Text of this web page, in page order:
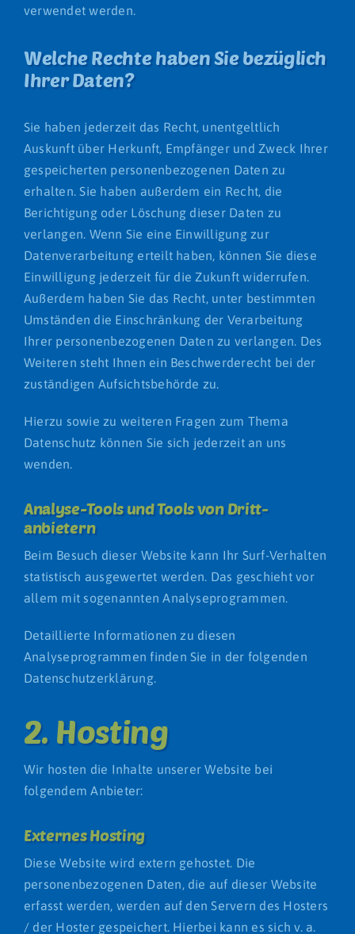
verwendet werden.
Welche Rechte haben Sie bezüglich
Ihrer Daten?
Sie haben jederzeit das Recht, unentgeltlich
Auskunft über Herkunft, Empfänger und Zweck Ihrer
gespeicherten personenbezogenen Daten zu
erhalten. Sie haben außerdem ein Recht, die
Berichtigung oder Löschung dieser Daten zu
verlangen. Wenn Sie eine Einwilligung zur
Datenverarbeitung erteilt haben, können Sie diese
Einwilligung jederzeit für die Zukunft widerrufen.
Außerdem haben Sie das Recht, unter bestimmten
Umständen die Einschränkung der Verarbeitung
Ihrer personenbezogenen Daten zu verlangen. Des
Weiteren steht Ihnen ein Beschwerderecht bei der
zuständigen Aufsichtsbehörde zu.
Hierzu sowie zu weiteren Fragen zum Thema
Datenschutz können Sie sich jederzeit an uns
wenden.
Analyse-Tools und Tools von Dritt­
anbietern
Beim Besuch dieser Website kann Ihr Surf-Verhalten
statistisch ausgewertet werden. Das geschieht vor
allem mit sogenannten Analyseprogrammen.
Detaillierte Informationen zu diesen
Analyseprogrammen finden Sie in der folgenden
Datenschutzerklärung.
2. Hosting
Wir hosten die Inhalte unserer Website bei
folgendem Anbieter:
Externes Hosting
Diese Website wird extern gehostet. Die
personenbezogenen Daten, die auf dieser Website
erfasst werden, werden auf den Servern des Hosters
/ der Hoster gespeichert. Hierbei kann es sich v. a.